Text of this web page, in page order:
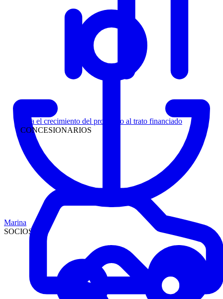
Siga el crecimiento del prospecto al trato financiado
CONCESIONARIOS
Marina
SOCIOS